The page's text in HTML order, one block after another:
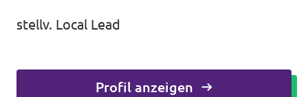
stellv. Local Lead
Profil anzeigen